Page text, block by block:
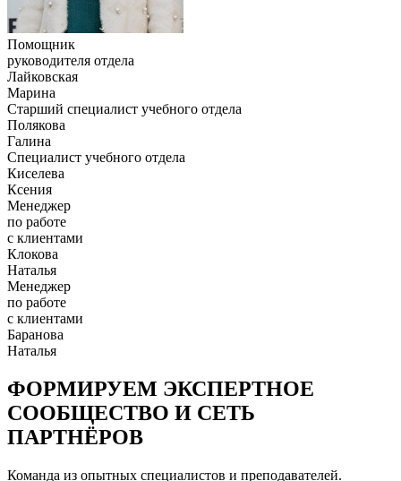
Помощник
руководителя отдела
Лайковская
Марина
Старший специалист учебного отдела
Полякова
Галина
Специалист учебного отдела
Киселева
Ксения
Менеджер
по работе
с клиентами
Клокова
Наталья
Менеджер
по работе
с клиентами
Баранова
Наталья
ФОРМИРУЕМ ЭКСПЕРТНОЕ
СООБЩЕСТВО И СЕТЬ
ПАРТНЁРОВ
Команда из опытных специалистов и преподавателей.